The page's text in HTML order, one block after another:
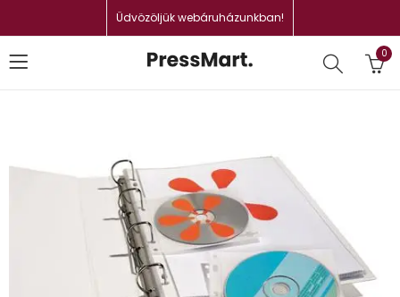
Üdvözöljük webáruházunkban!
0